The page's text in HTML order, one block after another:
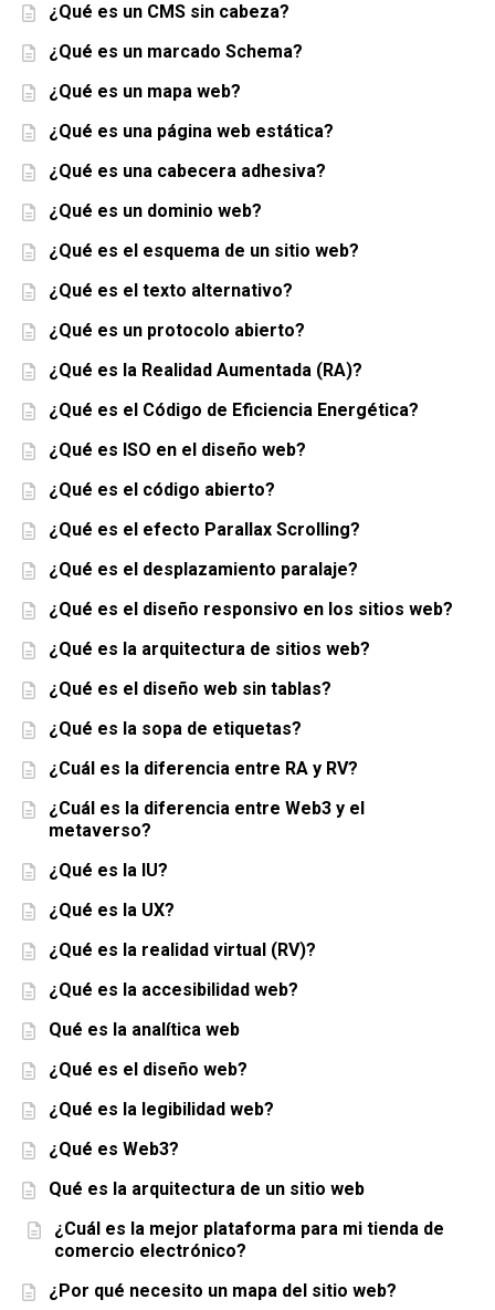
¿Qué es un CMS sin cabeza?
¿Qué es un marcado Schema?
¿Qué es un mapa web?
¿Qué es una página web estática?
¿Qué es una cabecera adhesiva?
¿Qué es un dominio web?
¿Qué es el esquema de un sitio web?
¿Qué es el texto alternativo?
¿Qué es un protocolo abierto?
¿Qué es la Realidad Aumentada (RA)?
¿Qué es el Código de Eficiencia Energética?
¿Qué es ISO en el diseño web?
¿Qué es el código abierto?
¿Qué es el efecto Parallax Scrolling?
¿Qué es el desplazamiento paralaje?
¿Qué es el diseño responsivo en los sitios web?
¿Qué es la arquitectura de sitios web?
¿Qué es el diseño web sin tablas?
¿Qué es la sopa de etiquetas?
¿Cuál es la diferencia entre RA y RV?
¿Cuál es la diferencia entre Web3 y el
metaverso?
¿Qué es la IU?
¿Qué es la UX?
¿Qué es la realidad virtual (RV)?
¿Qué es la accesibilidad web?
Qué es la analítica web
¿Qué es el diseño web?
¿Qué es la legibilidad web?
¿Qué es Web3?
Qué es la arquitectura de un sitio web
¿Cuál es la mejor plataforma para mi tienda de
comercio electrónico?
¿Por qué necesito un mapa del sitio web?